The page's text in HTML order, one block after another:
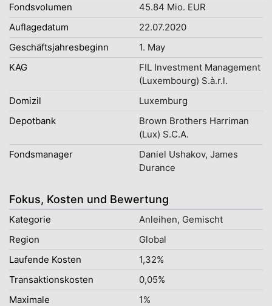
Fondsvolumen
45.84 Mio. EUR
Auflagedatum
22.07.2020
Geschäftsjahresbeginn
1. May
KAG
FIL Investment Management
(Luxembourg) S.à.r.l.
Domizil
Luxemburg
Depotbank
Brown Brothers Harriman
(Lux) S.C.A.
Fondsmanager
Daniel Ushakov, James
Durance
Fokus, Kosten und Bewertung
Kategorie
Anleihen, Gemischt
Region
Global
Laufende Kosten
1,32%
Transaktionskosten
0,05%
Maximale
1%